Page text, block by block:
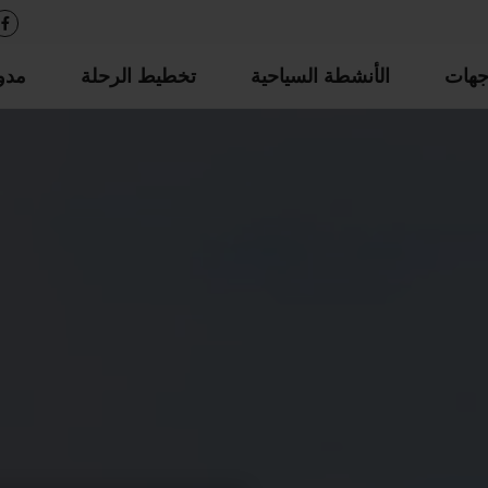
الأنشطة السياحية تخطيط الرحلة